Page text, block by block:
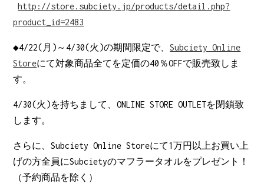
http://store.subciety.jp/products/detail.php?
product_id=2483
◆4/22(月)～4/30(火)の期間限定で、Subciety Online
Storeにて対象商品全てを定価の40％OFFで販売致しま
す。
4/30(火)を持ちまして、ONLINE STORE OUTLETを閉鎖致
します。
さらに、Subciety Online Storeにて1万円以上お買い上
げの方全員にSubcietyのマフラータオルをプレゼント！
（予約商品を除く）